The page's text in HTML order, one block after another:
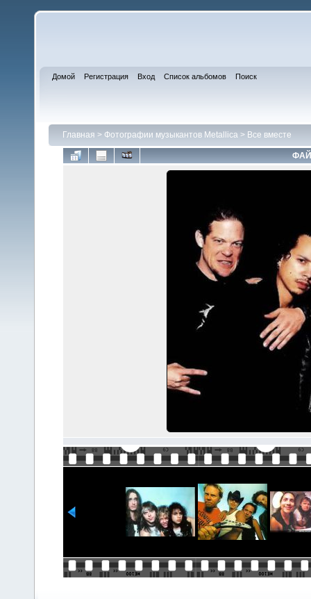
Домой Регистрация Вход Список альбомов Поиск
Главная > Фотографии музыкантов Metallica > Все вместе